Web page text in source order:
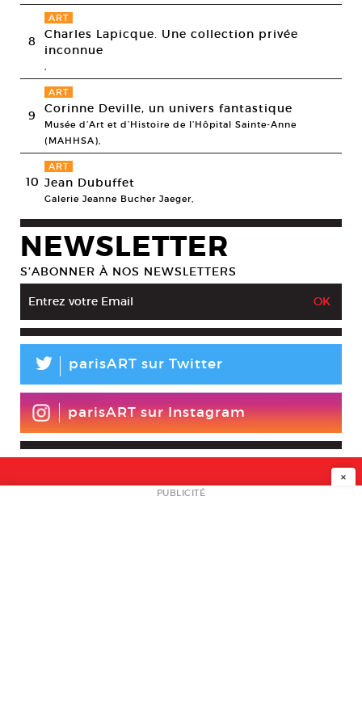
8
ART
Charles Lapicque. Une collection privée
inconnue
,
9
ART
Corinne Deville, un univers fantastique
Musée d’Art et d’Histoire de l’Hôpital Sainte-Anne
(MAHHSA),
10
ART
Jean Dubuffet
Galerie Jeanne Bucher Jaeger,
NEWSLETTER
S’ABONNER À NOS NEWSLETTERS
L parisART sur Twitter
parisART sur Instagram
NEWSLETTER
×
PUBLICITÉ